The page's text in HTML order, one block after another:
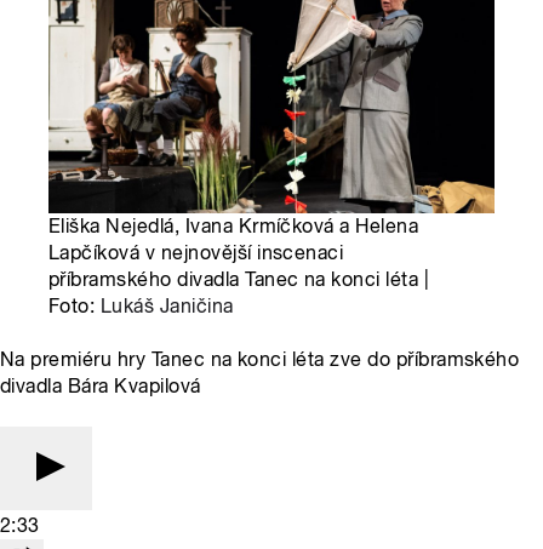
Eliška Nejedlá, Ivana Krmíčková a Helena
Lapčíková v nejnovější inscenaci
příbramského divadla Tanec na konci léta |
Foto: Lukáš Janičina
Na premiéru hry Tanec na konci léta zve do příbramského
divadla Bára Kvapilová
2:33